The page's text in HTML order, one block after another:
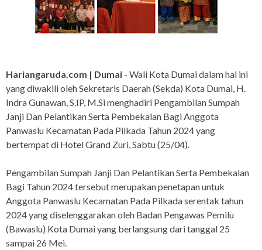
Hariangaruda.com | Dumai - Wali Kota Dumai dalam hal ini
yang diwakili oleh Sekretaris Daerah (Sekda) Kota Dumai, H.
Indra Gunawan, S.IP, M.Si menghadiri Pengambilan Sumpah
Janji Dan Pelantikan Serta Pembekalan Bagi Anggota
Panwaslu Kecamatan Pada Pilkada Tahun 2024 yang
bertempat di Hotel Grand Zuri, Sabtu (25/04).
Pengambilan Sumpah Janji Dan Pelantikan Serta Pembekalan
Bagi Tahun 2024 tersebut merupakan penetapan untuk
Anggota Panwaslu Kecamatan Pada Pilkada serentak tahun
2024 yang diselenggarakan oleh Badan Pengawas Pemilu
(Bawaslu) Kota Dumai yang berlangsung dari tanggal 25
sampai 26 Mei.